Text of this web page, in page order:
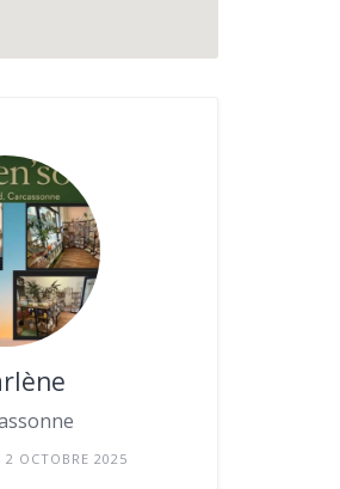
2 OCTOBRE 2025